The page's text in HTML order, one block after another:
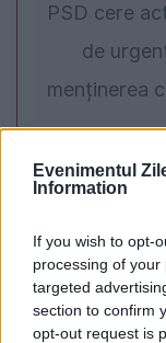
Evenimentul
Information
If you wish to opt-
processing of
targeted
section to confirm
opt-out request is
PSD cere
de
menținerea